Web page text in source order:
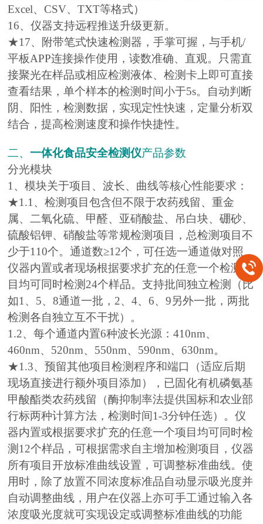
Excel、CSV、TXT等格式）
16、仪器支持远程推送升级更新。
★17、附带笔式快速检测器，手掌可握，与手机/
平板APP连接操作使用，读数准确、直观。只需直
接聚光在样品或相应检测液体、检测卡上即可直接
查看结果，单个样本的检测时间小于5s。自动判断
阴、阳性，检测数据，实现定性快速，定量分析双
结合，提高检测速度和操作快捷性。
二、一体化食品安全检测仪产品参数
分光模块
1、模块关于项目、波长、曲线等核心性能要求：
★1.1、检测项目包含但不限于农药残留、重金
属、二氧化硫、甲醛、亚硝酸盐、吊白块、硼砂、
硫酸铝钾、硝酸盐等常规检测项目，总检测项目不
少于110个。通道数≥12个，可任选一通道做对照，
仪器内置或者现场根据要求扩充的任意一个检测项
目均可同时检测24个样品。支持批间独立检测（比
如1、5、8通道一批，2、4、6、9另外一批，两批
检测各自独立互不干扰）。
1.2、每个通道内置6种波长光源：410nm、
460nm、520nm、550nm、590nm、630nm。
★1.3、预留其他项目检测程序和端口（适应后期
现场直接进行额外项目添加），已固化有机磷氨基
甲酸酯类农药残留（酶抑制率法提供国标和农业部
行标两种计算方法，检测时间1-3分钟任选）。仪
器内置或根据要求扩充的任意一个项目均可同时检
测12个样品，可根据需求自主增加检测项目，仪器
所有项目开放标准曲线设置，可调整标准曲线。使
用时，除了放置不同浓度标准品自动显示吸光度并
自动调整曲线，用户在仪器上亦可手工通过输入各
浓度吸光度就可实现设定或调整标准曲线的功能